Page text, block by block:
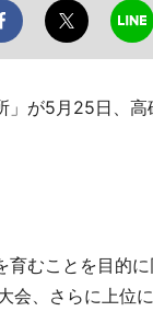
が5月25日、
むことを目的に
、さらに上位